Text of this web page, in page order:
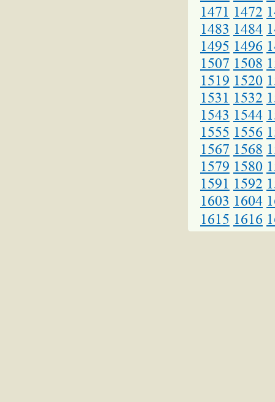
1471 1472
1483 1484
1495 1496
1507 1508
1519 1520
1531 1532
1543 1544
1555 1556
1567 1568
1579 1580
1591 1592
1603 1604
1615 1616